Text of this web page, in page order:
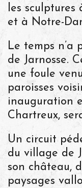
les
et à Notre-
Le temps n’a
de Jarnosse.
une foule
paroisses
inauguration
Chartreux,
Un circuit
du village de
son château,
paysages